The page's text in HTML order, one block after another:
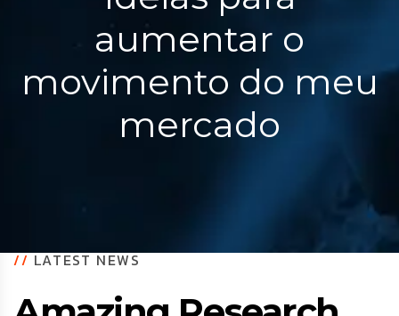
aumentar o
movimento do meu
mercado
//LATEST NEWS